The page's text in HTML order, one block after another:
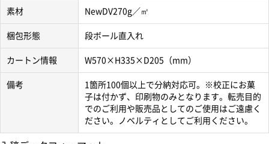
素材 NewDV270g／㎡
梱包形態 段ボール直入れ
カートン情報 W570×H335×D205（mm）
備考
1箇所100個以上で分納対応可。※校正にお菓
子は付かず、印刷物のみとなります。転売目的
でのご利用や販売品としてのご使用はご遠慮く
ださい。ノベルティとしてご利用ください。